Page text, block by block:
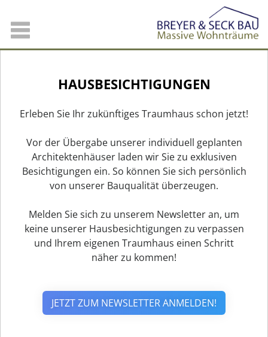
HAUSBESICHTIGUNGEN
Erleben Sie Ihr zukünftiges Traumhaus schon jetzt!
Vor der Übergabe unserer individuell geplanten
Architektenhäuser laden wir Sie zu exklusiven
Besichtigungen ein. So können Sie sich persönlich
von unserer Bauqualität überzeugen.
Melden Sie sich zu unserem Newsletter an, um
keine unserer Hausbesichtigungen zu verpassen
und Ihrem eigenen Traumhaus einen Schritt
näher zu kommen!
JETZT ZUM NEWSLETTER ANMELDEN!